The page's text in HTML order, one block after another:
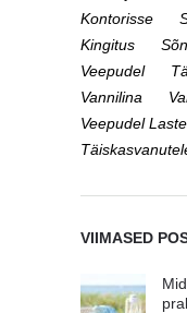
Kontorisse
Kingitus
Veepudel
Vannilina
Veepudel
VIIMASED